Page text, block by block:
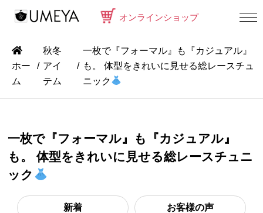
オンラインショップ
ホー
ム
秋冬
アイ
テム
一枚で『フォーマル』も『カジュアル』
も。 体型をきれいに見せる総レースチュ
ニック
一枚で『フォーマル』も『カジュアル』
も。 体型をきれいに見せる総レースチュニ
ック
新着 お客様の声